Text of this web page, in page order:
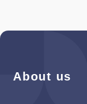
About us